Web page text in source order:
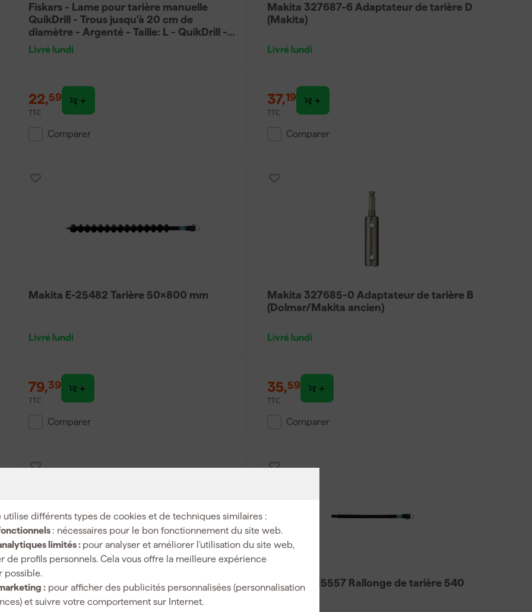
utilise différents types de cookies et de techniques similaires :
: nécessaires pour le bon fonctionnement du site web.
limités : pour analyser et améliorer l’utilisation du site web,
de profils personnels. Cela vous offre la meilleure expérience
possible.
: pour afficher des publicités personnalisées (personnalisation
et suivre votre comportement sur Internet.
Fiskars - Lame pour tarière manuelle
QuikDrill - Trous jusqu'à 20 cm de
diamètre - Argenté - Taille: L - QuikDrill -
1000641
Livré lundi
22,59
TTC
Comparer
Makita 327687-6 Adaptateur de tarière D
(Makita)
Livré lundi
37,19
TTC
Comparer
Makita E-25482 Tarière 50x800 mm
Livré lundi
79,39
TTC
Comparer
Makita 327685-0 Adaptateur de tarière B
(Dolmar/Makita ancien)
Livré lundi
35,59
TTC
Comparer
Makita 327684-2 Adaptateur de tarière A
(foret stihl)
Makita E-25557 Rallonge de tarière 540